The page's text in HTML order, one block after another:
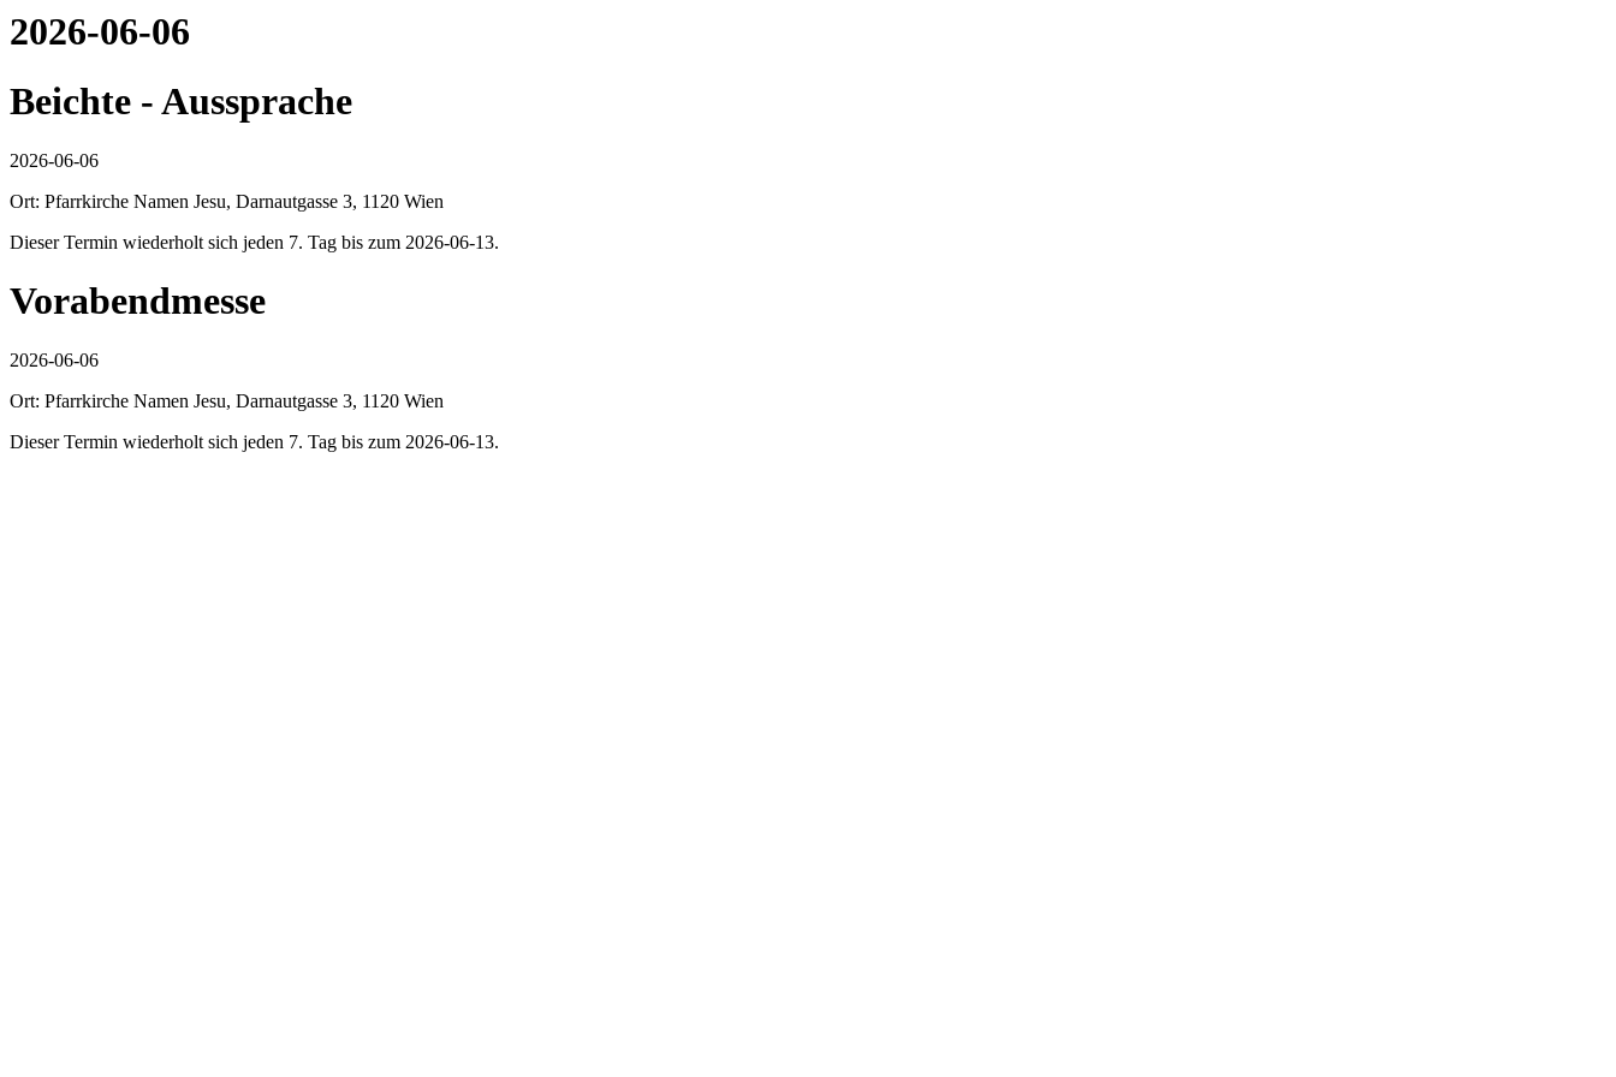
2026-06-06
Beichte - Aussprache
2026-06-06
Ort: Pfarrkirche Namen Jesu, Darnautgasse 3, 1120 Wien
Dieser Termin wiederholt sich jeden 7. Tag bis zum 2026-06-13.
Vorabendmesse
2026-06-06
Ort: Pfarrkirche Namen Jesu, Darnautgasse 3, 1120 Wien
Dieser Termin wiederholt sich jeden 7. Tag bis zum 2026-06-13.